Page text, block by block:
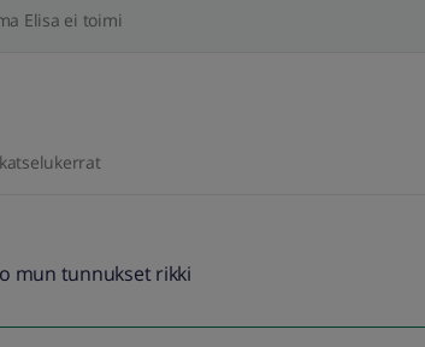
Elisa ei toimi
mun tunnukset rikki